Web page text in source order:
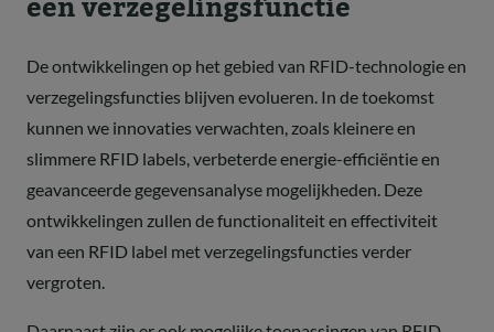
De ontwikkelingen op het gebied van RFID-technologie en
verzegelingsfuncties blijven evolueren. In de toekomst
kunnen we innovaties verwachten, zoals kleinere en
slimmere RFID labels, verbeterde energie-efficiëntie en
geavanceerde gegevensanalyse mogelijkheden. Deze
ontwikkelingen zullen de functionaliteit en effectiviteit
van een RFID label met verzegelingsfuncties verder
vergroten.